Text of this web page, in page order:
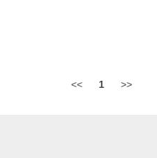
<< 1 >>